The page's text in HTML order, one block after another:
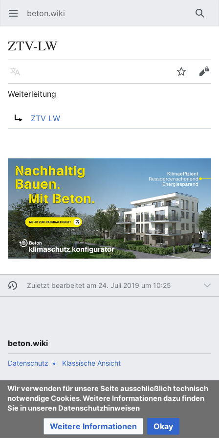
Hauptmenü öffnen beton.wiki
ZTV-LW
Sprache Beobachten
Bearbeiten
Weiterleitung
ZTV LW
Zuletzt bearbeitet am 24. Juli 2019 um 10:25
Wir verwenden für unsere Seite ausschließlich technisch
notwendige Cookies. Weitere Informationen dazu finden
Sie in unseren Datenschutzhinweisen
Weitere Informationen Okay
beton.wiki
Datenschutz Klassische Ansicht